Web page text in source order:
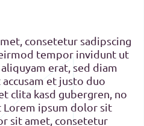
consetetur sadipscing
tempor invidunt ut
erat, sed diam
et justo duo
clita kasd gubergren, no
Lorem ipsum dolor sit
sit amet, consetetur